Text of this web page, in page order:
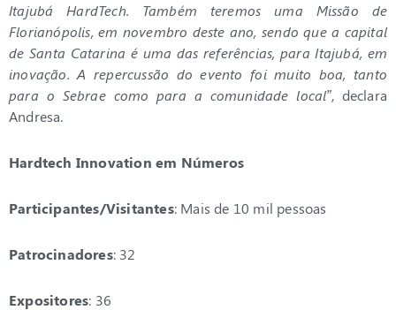
Itajubá HardTech. Também teremos uma Missão de
Florianópolis, em novembro deste ano, sendo que a capital
de Santa Catarina é uma das referências, para Itajubá, em
inovação. A repercussão do evento foi muito boa, tanto
para o Sebrae como para a comunidade local”, declara
Andresa.
Hardtech Innovation em Números
Participantes/Visitantes: Mais de 10 mil pessoas
Patrocinadores: 32
Expositores: 36